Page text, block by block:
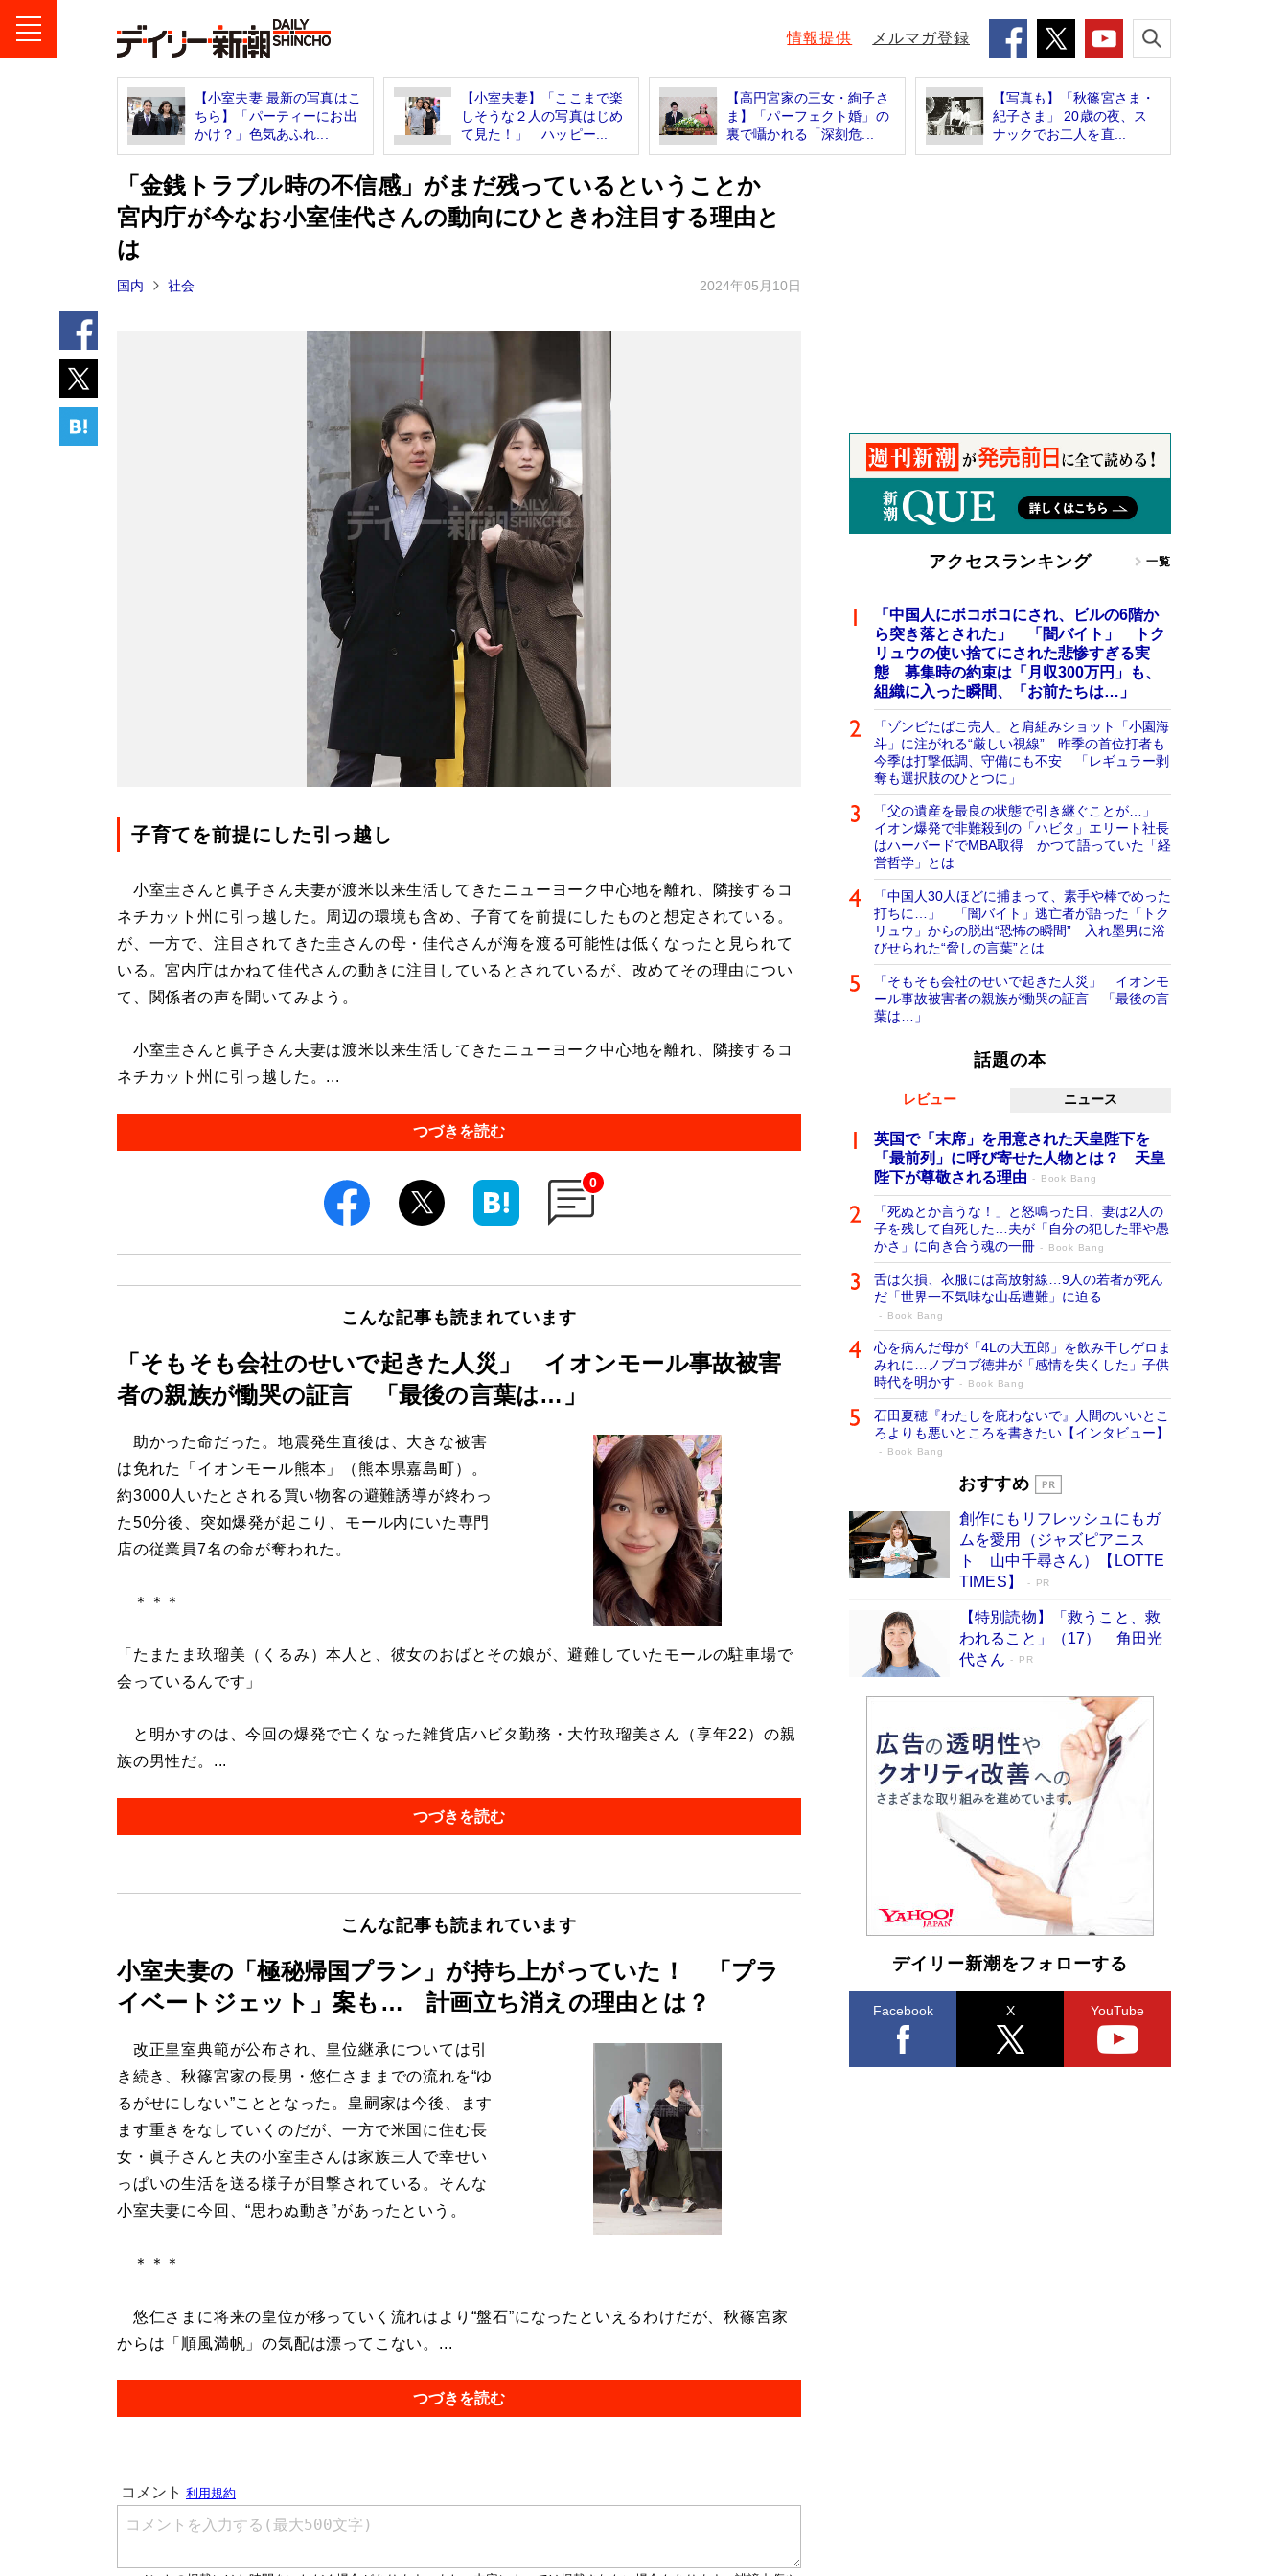
情報提供 メルマガ登録
【小室夫妻 最新の写真はこ
ちら】「パーティーにお出
かけ？」色気あふれ...
【小室夫妻】「ここまで楽
しそうな２人の写真はじめ
て見た！」 ハッピー...
【高円宮家の三女・絢子さ
ま】「パーフェクト婚」の
裏で囁かれる「深刻危...
【写真も】「秋篠宮さま・
紀子さま」 20歳の夜、ス
ナックでお二人を直...
「金銭トラブル時の不信感」がまだ残っているということか
宮内庁が今なお小室佳代さんの動向にひときわ注目する理由と
は
国内 社会 2024年05月10日
子育てを前提にした引っ越し
小室圭さんと眞子さん夫妻が渡米以来生活してきたニューヨーク中心地を離れ、隣接するコ
ネチカット州に引っ越した。周辺の環境も含め、子育てを前提にしたものと想定されている。
が、一方で、注目されてきた圭さんの母・佳代さんが海を渡る可能性は低くなったと見られて
いる。宮内庁はかねて佳代さんの動きに注目しているとされているが、改めてその理由につい
て、関係者の声を聞いてみよう。
小室圭さんと眞子さん夫妻は渡米以来生活してきたニューヨーク中心地を離れ、隣接するコ
ネチカット州に引っ越した。...
つづきを読む
0
こんな記事も読まれています
「そもそも会社のせいで起きた人災」 イオンモール事故被害
者の親族が慟哭の証言 「最後の言葉は…」
助かった命だった。地震発生直後は、大きな被害
は免れた「イオンモール熊本」（熊本県嘉島町）。
約3000人いたとされる買い物客の避難誘導が終わっ
た50分後、突如爆発が起こり、モール内にいた専門
店の従業員7名の命が奪われた。
＊＊＊
「たまたま玖瑠美（くるみ）本人と、彼女のおばとその娘が、避難していたモールの駐車場で
会っているんです」
と明かすのは、今回の爆発で亡くなった雑貨店ハビタ勤務・大竹玖瑠美さん（享年22）の親
族の男性だ。...
つづきを読む
こんな記事も読まれています
小室夫妻の「極秘帰国プラン」が持ち上がっていた！ 「プラ
イベートジェット」案も… 計画立ち消えの理由とは？
改正皇室典範が公布され、皇位継承については引
き続き、秋篠宮家の長男・悠仁さままでの流れを“ゆ
るがせにしない”こととなった。皇嗣家は今後、ます
ます重きをなしていくのだが、一方で米国に住む長
女・眞子さんと夫の小室圭さんは家族三人で幸せい
っぱいの生活を送る様子が目撃されている。そんな
小室夫妻に今回、“思わぬ動き”があったという。
＊＊＊
悠仁さまに将来の皇位が移っていく流れはより“盤石”になったといえるわけだが、秋篠宮家
からは「順風満帆」の気配は漂ってこない。...
つづきを読む
アクセスランキング 一覧
「中国人にボコボコにされ、ビルの6階か
ら突き落とされた」 「闇バイト」 トク
リュウの使い捨てにされた悲惨すぎる実
態 募集時の約束は「月収300万円」も、
組織に入った瞬間、「お前たちは…」
「ゾンビたばこ売人」と肩組みショット「小園海
斗」に注がれる“厳しい視線” 昨季の首位打者も
今季は打撃低調、守備にも不安 「レギュラー剥
奪も選択肢のひとつに」
「父の遺産を最良の状態で引き継ぐことが…」
イオン爆発で非難殺到の「ハビタ」エリート社長
はハーバードでMBA取得 かつて語っていた「経
営哲学」とは
「中国人30人ほどに捕まって、素手や棒でめった
打ちに…」 「闇バイト」逃亡者が語った「トク
リュウ」からの脱出“恐怖の瞬間” 入れ墨男に浴
びせられた“脅しの言葉”とは
「そもそも会社のせいで起きた人災」 イオンモ
ール事故被害者の親族が慟哭の証言 「最後の言
葉は…」
話題の本
レビュー ニュース
英国で「末席」を用意された天皇陛下を
「最前列」に呼び寄せた人物とは？ 天皇
陛下が尊敬される理由
Book Bang
「死ぬとか言うな！」と怒鳴った日、妻は2人の
子を残して自死した…夫が「自分の犯した罪や愚
かさ」に向き合う魂の一冊
Book Bang
舌は欠損、衣服には高放射線…9人の若者が死ん
だ「世界一不気味な山岳遭難」に迫る
Book Bang
心を病んだ母が「4Lの大五郎」を飲み干しゲロま
みれに…ノブコブ徳井が「感情を失くした」子供
時代を明かす
Book Bang
石田夏穂『わたしを庇わないで』人間のいいとこ
ろよりも悪いところを書きたい【インタビュー】
Book Bang
73歳でも働くしかない 「老後レス時代」
「『火垂るの墓』は、大嘘である」原作者が抱き
続けた“自責の念”とは…「自己憐憫は描きたくな
い」監督が徹底的にこだわったこと（後編） #
Book Bang
「なんで？ そんな馬鹿な……」90歳になった作
家・阿刀田高さんが、ひとり暮らしの生活を明か
す
Book Bang
人々が新たな一歩を踏み出す連作短篇集『海のほ
Book Bang
和田秀樹の70代、80代向け新書がベスト3を独
占 上半期1位にも選出［新書ベストセラー］
Book Bang
おすすめ
創作にもリフレッシュにもガ
ムを愛用（ジャズピアニス
ト 山中千尋さん）【LOTTE
TIMES】
PR
【特別読物】「救うこと、救
われること」（17） 角田光
代さん
PR
デイリー新潮をフォローする
Facebook X YouTube